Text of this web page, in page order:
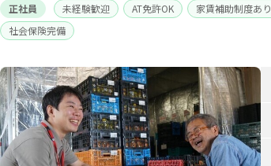
正社員 未経験歓迎 AT免許OK 家賃補助制度あり
社会保険完備